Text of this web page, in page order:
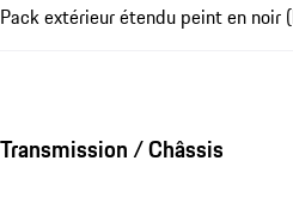
Pack extérieur étendu peint en noir
Transmission / Châssis